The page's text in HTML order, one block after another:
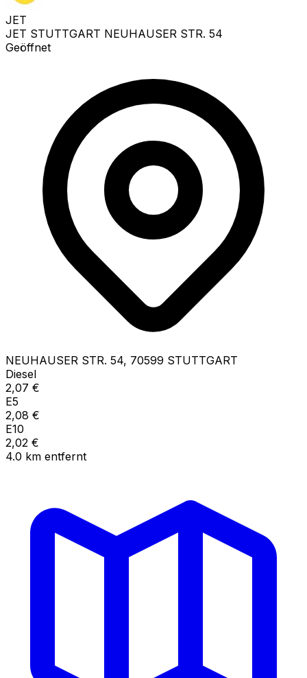
JET
JET STUTTGART NEUHAUSER STR. 54
Geöffnet
NEUHAUSER STR. 54, 70599 STUTTGART
Diesel
2,07 €
E5
2,08 €
E10
2,02 €
4.0 km entfernt